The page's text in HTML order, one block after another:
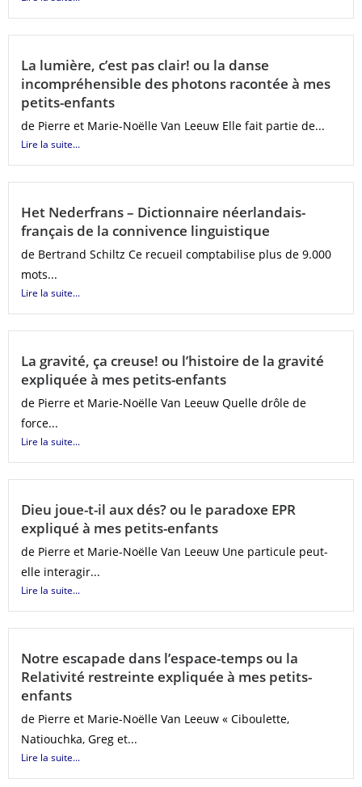
La lumière, c’est pas clair! ou la danse
incompréhensible des photons racontée à mes
petits-enfants
de Pierre et Marie-Noëlle Van Leeuw Elle fait partie de...
Lire la suite...
Het Nederfrans – Dictionnaire néerlandais-
français de la connivence linguistique
de Bertrand Schiltz Ce recueil comptabilise plus de 9.000
mots...
Lire la suite...
La gravité, ça creuse! ou l’histoire de la gravité
expliquée à mes petits-enfants
de Pierre et Marie-Noëlle Van Leeuw Quelle drôle de
force...
Lire la suite...
Dieu joue-t-il aux dés? ou le paradoxe EPR
expliqué à mes petits-enfants
de Pierre et Marie-Noëlle Van Leeuw Une particule peut-
elle interagir...
Lire la suite...
Notre escapade dans l’espace-temps ou la
Relativité restreinte expliquée à mes petits-
enfants
de Pierre et Marie-Noëlle Van Leeuw « Ciboulette,
Natiouchka, Greg et...
Lire la suite...